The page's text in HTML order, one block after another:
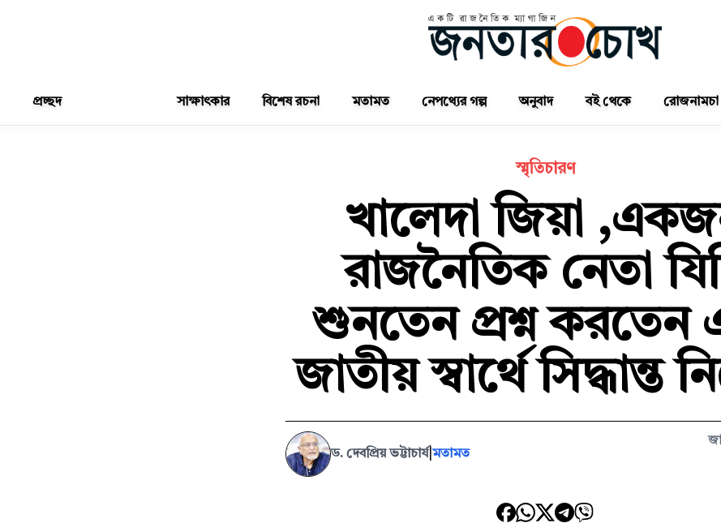
প্রচ্ছদ সাক্ষাৎকার বিশেষ রচনা মতামত নেপথ্যের গল্প অনুবাদ বই থেকে রোজনামচা
স্মৃতিচারণ
খালেদা জিয়া
রাজনৈতিক নেতা
শুনতেন প্রশ্ন করতেন
জাতীয় স্বার্থে সিদ্ধান্ত
ড. দেবপ্রিয় ভট্টাচার্য| মতামত